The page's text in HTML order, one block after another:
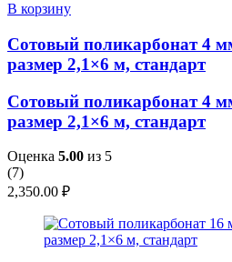
В корзину
Сотовый поликарбонат 4
размер 2,1×6 м, стандарт
Сотовый поликарбонат 4
размер 2,1×6 м, стандарт
Оценка 5.00 из 5
(7)
2,350.00 ₽